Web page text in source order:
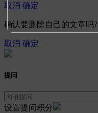
取消 确定
确认要删除自己的文章吗?
取消 确定
提问
设置提问积分